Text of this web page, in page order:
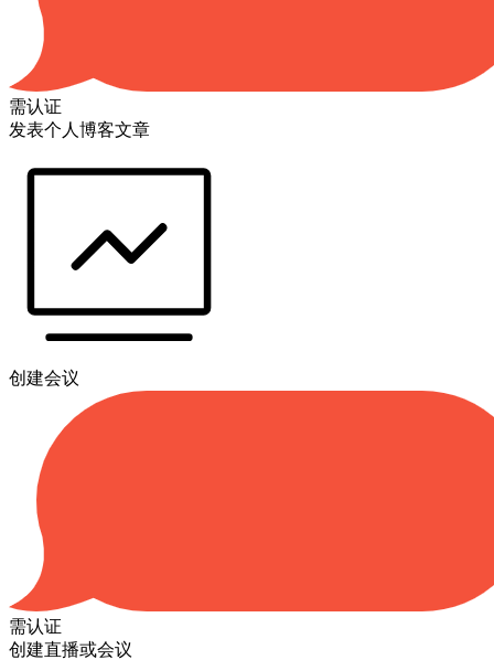
需认证
发表个人博客文章
创建会议
需认证
创建直播或会议